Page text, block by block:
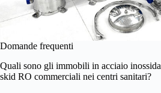
Domande frequenti
Quali sono gli immobili in acciaio
skid RO commerciali nei centri sanitari?